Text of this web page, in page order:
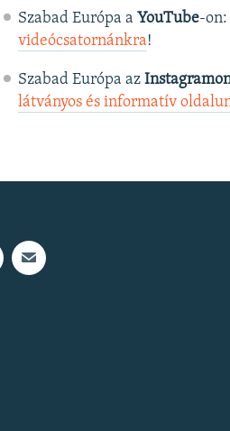
Szabad Európa a YouTube-on:
videócsatornánkra!
Szabad Európa az
látványos és informatív